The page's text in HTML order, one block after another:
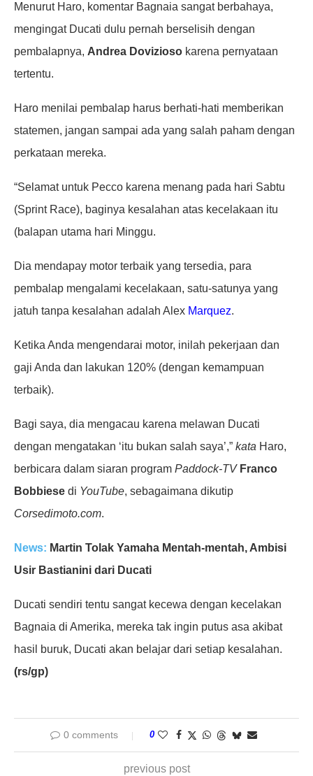
Menurut Haro, komentar Bagnaia sangat berbahaya,
mengingat Ducati dulu pernah berselisih dengan
pembalapnya, Andrea Dovizioso karena pernyataan
tertentu.
Haro menilai pembalap harus berhati-hati memberikan
statemen, jangan sampai ada yang salah paham dengan
perkataan mereka.
“Selamat untuk Pecco karena menang pada hari Sabtu
(Sprint Race), baginya kesalahan atas kecelakaan itu
(balapan utama hari Minggu.
Dia mendapay motor terbaik yang tersedia, para
pembalap mengalami kecelakaan, satu-satunya yang
jatuh tanpa kesalahan adalah Alex Marquez.
Ketika Anda mengendarai motor, inilah pekerjaan dan
gaji Anda dan lakukan 120% (dengan kemampuan
terbaik).
Bagi saya, dia mengacau karena melawan Ducati
dengan mengatakan ‘itu bukan salah saya’,” kata Haro,
berbicara dalam siaran program Paddock-TV Franco
Bobbiese di YouTube, sebagaimana dikutip
Corsedimoto.com.
News: Martin Tolak Yamaha Mentah-mentah, Ambisi
Usir Bastianini dari Ducati
Ducati sendiri tentu sangat kecewa dengan kecelakan
Bagnaia di Amerika, mereka tak ingin putus asa akibat
hasil buruk, Ducati akan belajar dari setiap kesalahan.
(rs/gp)
0 comments 0
previous post